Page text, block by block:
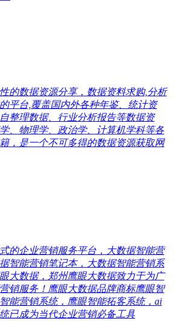
的数据资源分享，数据资料求购,分析
平台,覆盖国内外各种年鉴、统计资
整理数据、行业分析报告等数据资
、物理学、政治学、计算机学科等各
，是一个不可多得的数据资源获取网
的企业营销服务平台，大数据智能营
智能营销笔记本，大数据智能营销系
大数据，郑州鹰眼大数据致力于为广
销服务！鹰眼大数据品牌商标鹰眼智
能营销系统，鹰眼智能拓客系统，ai
已成为当代企业营销必备工具